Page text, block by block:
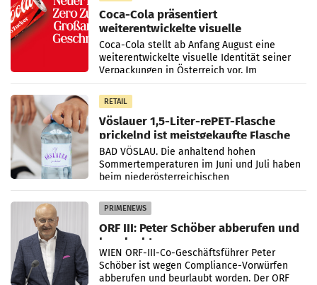
Coca-Cola präsentiert
weiterentwickelte visuelle
Markenidentität
Coca-Cola stellt ab Anfang August eine
weiterentwickelte visuelle Identität seiner
Verpackungen in Österreich vor. Im
Mittelpunkt des Redesigns stehen zentrale
Gestaltungselemente
RETAIL
Vöslauer 1,5-Liter-rePET-Flasche
prickelnd ist meistgekaufte Flasche
Österreichs
BAD VÖSLAU. Die anhaltend hohen
Sommertemperaturen im Juni und Juli haben
beim niederösterreichischen
Getränkehersteller Vöslauer zu deutlichen
Absatzzuwächsen geführt. Während
PRIMENEWS
ORF III: Peter Schöber abberufen und
beurlaubt
WIEN ORF-III-Co-Geschäftsführer Peter
Schöber ist wegen Compliance-Vorwürfen
abberufen und beurlaubt worden. Der ORF